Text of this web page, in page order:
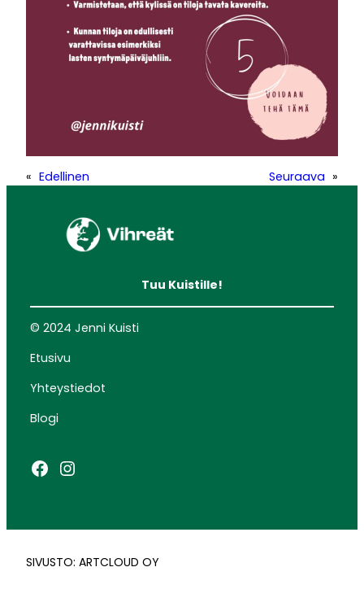
« Edellinen Seuraava »
Tuu Kuistille!
© 2024 Jenni Kuisti
Etusivu
Yhteystiedot
Blogi
Facebook Instagram
SIVUSTO: ARTCLOUD OY